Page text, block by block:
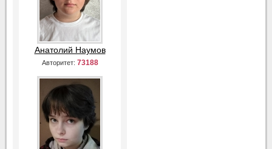
Анатолий Наумов
Авторитет: 73188